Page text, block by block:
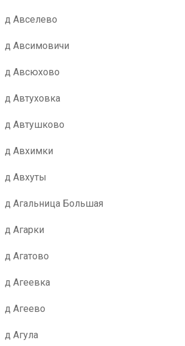
д Авселево
д Авсимовичи
д Авсюхово
д Автуховка
д Автушково
д Авхимки
д Авхуты
д Агальница Большая
д Агарки
д Агатово
д Агеевка
д Агеево
д Агула